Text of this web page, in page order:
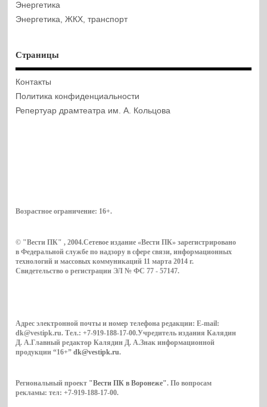
Энергетика
Энергетика, ЖКХ, транспорт
Страницы
Контакты
Политика конфиденциальности
Репертуар драмтеатра им. А. Кольцова
Возрастное ограничение: 16+.
© "Вести ПК" , 2004.Сетевое издание «Вести ПК» зарегистрировано
в Федеральной службе по надзору в сфере связи, информационных
технологий и массовых коммуникаций 11 марта 2014 г.
Свидетельство о регистрации ЭЛ № ФС 77 - 57147.
Адрес электронной почты и номер телефона редакции: E-mail:
dk@vestipk.ru. Тел.: +7-919-188-17-00.Учредитель издания Калядин
Д. А.Главный редактор Калядин Д. А.Знак информационной
продукции “16+”dk@vestipk.ru.
Региональный проект "Вести ПК в Воронеже". По вопросам
рекламы: тел: +7-919-188-17-00.